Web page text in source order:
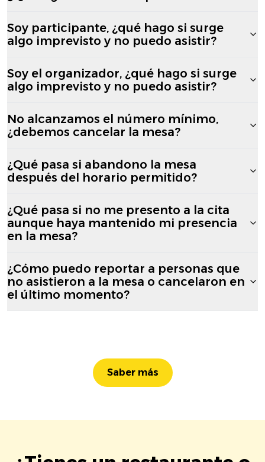
Soy participante, ¿qué hago si surge
algo imprevisto y no puedo asistir?
Soy el organizador, ¿qué hago si surge
algo imprevisto y no puedo asistir?
No alcanzamos el número mínimo,
¿debemos cancelar la mesa?
¿Qué pasa si abandono la mesa
después del horario permitido?
¿Qué pasa si no me presento a la cita
aunque haya mantenido mi presencia
en la mesa?
¿Cómo puedo reportar a personas que
no asistieron a la mesa o cancelaron en
el último momento?
Saber más